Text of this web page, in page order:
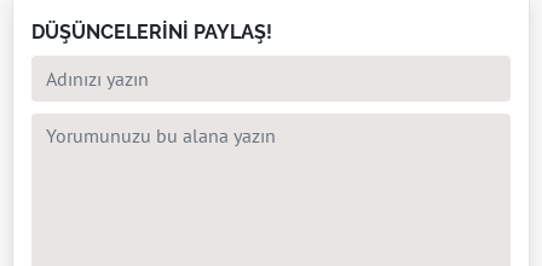
DÜŞÜNCELERİNİ PAYLAŞ!